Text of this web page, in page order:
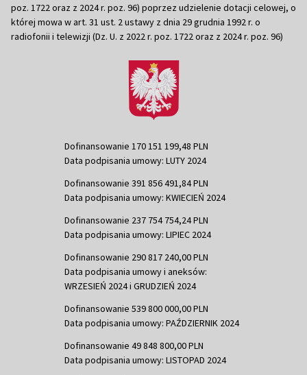
poz. 1722 oraz z 2024 r. poz. 96) poprzez udzielenie dotacji celowej, o
której mowa w art. 31 ust. 2 ustawy z dnia 29 grudnia 1992 r. o
radiofonii i telewizji (Dz. U. z 2022 r. poz. 1722 oraz z 2024 r. poz. 96)
Dofinansowanie 170 151 199,48 PLN
Data podpisania umowy: LUTY 2024
Dofinansowanie 391 856 491,84 PLN
Data podpisania umowy: KWIECIEŃ 2024
Dofinansowanie 237 754 754,24 PLN
Data podpisania umowy: LIPIEC 2024
Dofinansowanie 290 817 240,00 PLN
Data podpisania umowy i aneksów:
WRZESIEŃ 2024 i GRUDZIEŃ 2024
Dofinansowanie 539 800 000,00 PLN
Data podpisania umowy: PAŹDZIERNIK 2024
Dofinansowanie 49 848 800,00 PLN
Data podpisania umowy: LISTOPAD 2024